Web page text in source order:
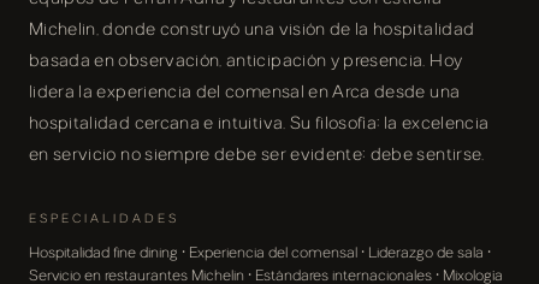
Michelin, donde construyó una visión de la hospitalidad
basada en observación, anticipación y presencia. Hoy
lidera la experiencia del comensal en Arca desde una
hospitalidad cercana e intuitiva. Su filosofía: la excelencia
en servicio no siempre debe ser evidente; debe sentirse.
ESPECIALIDADES
Hospitalidad fine dining · Experiencia del comensal · Liderazgo de sala ·
Servicio en restaurantes Michelin · Estándares internacionales · Mixología